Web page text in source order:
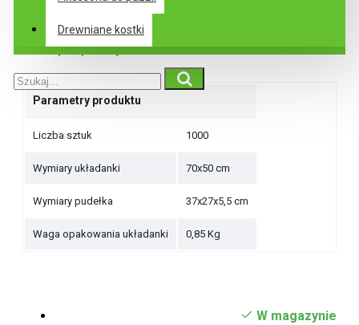
Drewniane kostki
Specyfikacje
Parametry produktu
Liczba sztuk 1000
Wymiary układanki 70x50 cm
Wymiary pudełka 37x27x5,5 cm
Waga opakowania układanki 0,85 Kg
W magazynie